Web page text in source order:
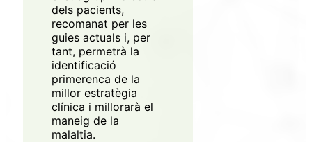
Contrasenya
Accepto rebre correus
* Obligatori
dels pacients,
recomanat per les
guies actuals i, per
tant, permetrà la
identificació
primerenca de la
millor estratègia
clínica i millorarà el
maneig de la
malaltia.